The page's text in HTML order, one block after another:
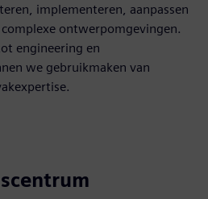
implementeren, aanpassen
ontwerpomgevingen.
engineering en
we gebruikmaken van